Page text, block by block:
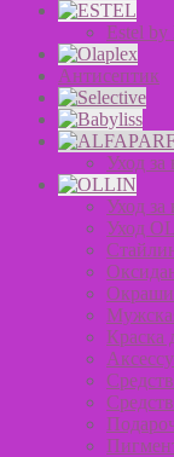
Estel by
Антисептик
Уход за
Уход за
Уход
Краска